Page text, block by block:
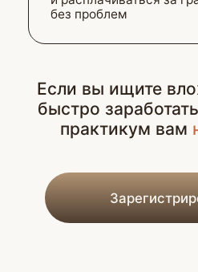
Сложные сервисы,
где ошибка стоит денег